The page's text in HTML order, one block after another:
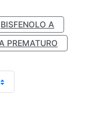
BISFENOLO A
PREMATURO